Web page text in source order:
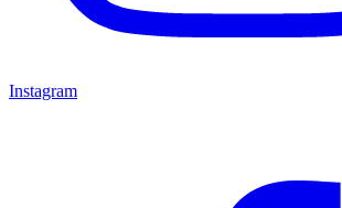
Instagram